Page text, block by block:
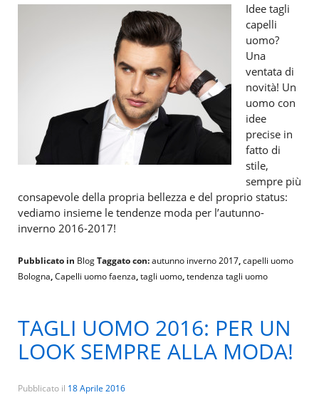
Idee tagli
capelli
uomo?
Una
ventata di
novità! Un
uomo con
idee
precise in
fatto di
stile,
sempre più
consapevole della propria bellezza e del proprio status:
vediamo insieme le tendenze moda per l’autunno-
inverno 2016-2017!
Pubblicato in BlogTaggato con:autunno inverno 2017,capelli uomo
Bologna,Capelli uomo faenza,tagli uomo,tendenza tagli uomo
TAGLI UOMO 2016: PER UN
LOOK SEMPRE ALLA MODA!
Pubblicato il 18 Aprile 2016